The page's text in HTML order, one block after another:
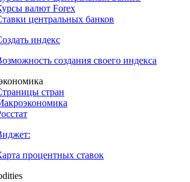
рынка
индексов
валют Центральных Банков
центральных банков
индекс
создания своего индекса
стран